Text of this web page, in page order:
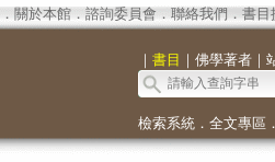
． 關於本館． 諮詢委員會． 聯絡我們 ． 書目
｜ 書目 ｜ 佛學著者｜
檢索系統． 全文專區 ．